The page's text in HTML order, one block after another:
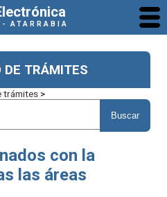
ATARRABIA
DE TRÁMITES
trámites >
con la
las áreas